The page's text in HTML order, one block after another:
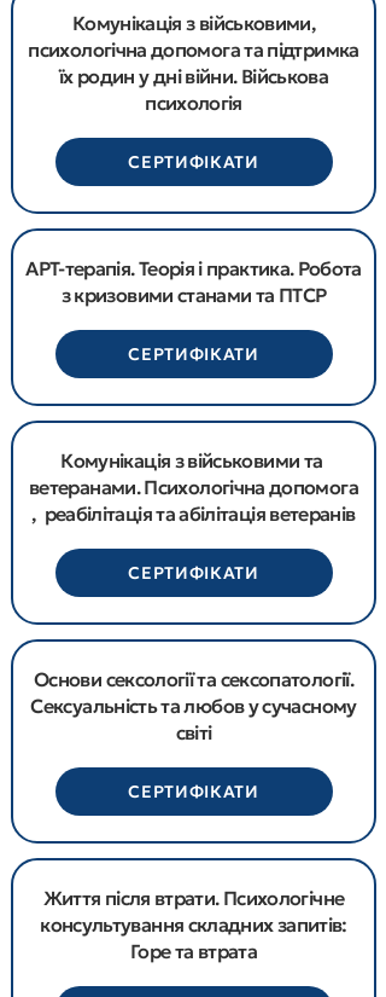
Комунікація з військовими,
психологічна допомога та підтримка
їх родин у дні війни. Військова
психологія
СЕРТИФІКАТИ
АРТ-терапія. Теорія і практика. Робота
з кризовими станами та ПТСР
СЕРТИФІКАТИ
Комунікація з військовими та
ветеранами. Психологічна допомога
, реабілітація та абілітація ветеранів
СЕРТИФІКАТИ
Основи сексології та сексопатології.
Сексуальність та любов у сучасному
світі
СЕРТИФІКАТИ
Життя після втрати. Психологічне
консультування складних запитів:
Горе та втрата